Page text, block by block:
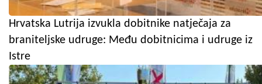
Hrvatska Lutrija izvukla dobitnike natječaja za
braniteljske udruge: Među dobitnicima i udruge iz
Istre